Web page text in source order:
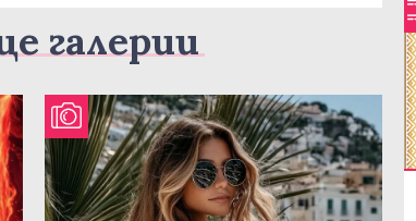
галерии